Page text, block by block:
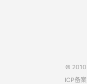
©
ICP备案